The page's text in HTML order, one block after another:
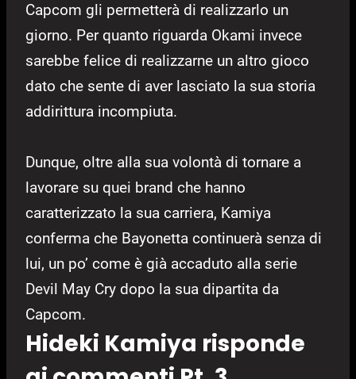
Capcom gli permetterà di realizzarlo un
giorno. Per quanto riguarda Okami invece
sarebbe felice di realizzarne un altro gioco
dato che sente di aver lasciato la sua storia
addirittura incompiuta.
Dunque, oltre alla sua volontà di tornare a
lavorare su quei brand che hanno
caratterizzato la sua carriera, Kamiya
conferma che Bayonetta continuerà senza di
lui, un po’ come è già accaduto alla serie
Devil May Cry dopo la sua dipartita da
Capcom.
Hideki Kamiya risponde